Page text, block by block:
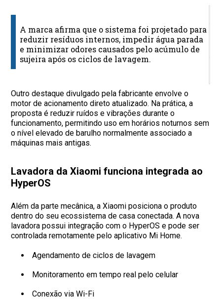
A marca afirma que o sistema foi projetado para
reduzir resíduos internos, impedir água parada
e minimizar odores causados pelo acúmulo de
sujeira após os ciclos de lavagem.
Outro destaque divulgado pela fabricante envolve o
motor de acionamento direto atualizado. Na prática, a
proposta é reduzir ruídos e vibrações durante o
funcionamento, permitindo uso em horários noturnos sem
o nível elevado de barulho normalmente associado a
máquinas mais antigas.
Lavadora da Xiaomi funciona integrada ao
HyperOS
Além da parte mecânica, a Xiaomi posiciona o produto
dentro do seu ecossistema de casa conectada. A nova
lavadora possui integração com o HyperOS e pode ser
controlada remotamente pelo aplicativo Mi Home.
Agendamento de ciclos de lavagem
Monitoramento em tempo real pelo celular
Conexão via Wi-Fi